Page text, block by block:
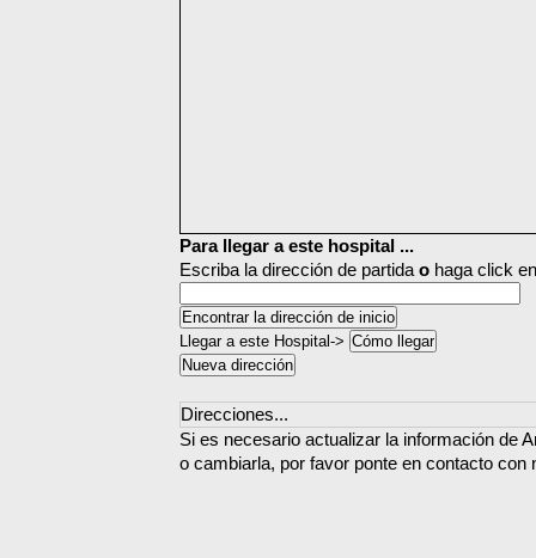
Para llegar a este hospital ...
Escriba la dirección de partida o haga click
Llegar a este Hospital->
Direcciones...
Si es necesario actualizar la información de
o cambiarla, por favor ponte en contacto con